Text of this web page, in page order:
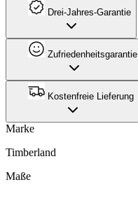
Drei-Jahres-Garantie
Zufriedenheitsgarantie
Kostenfreie Lieferung
Marke
Timberland
Maße